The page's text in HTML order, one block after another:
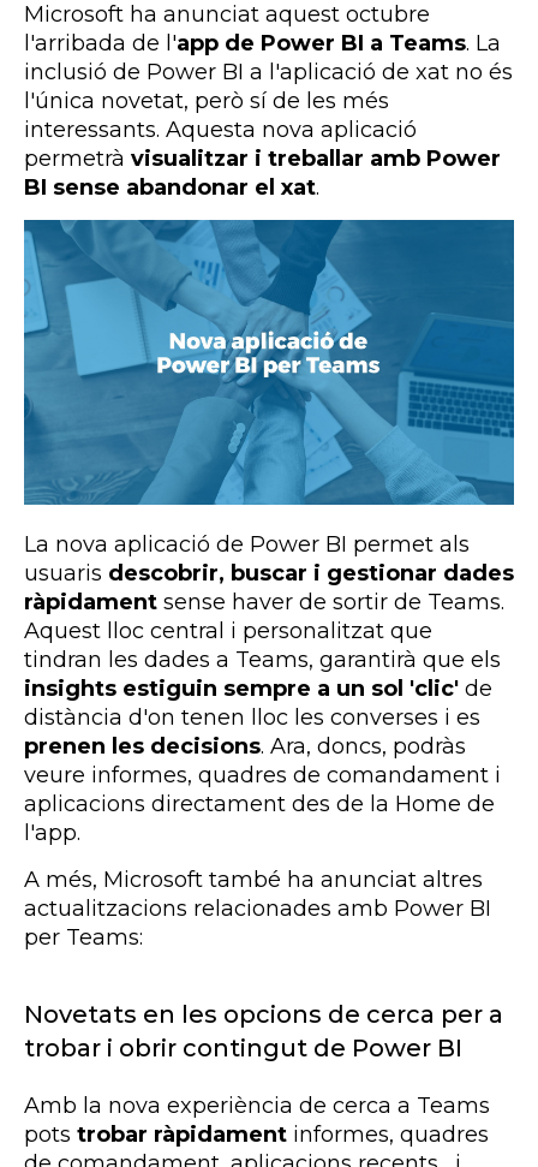
Microsoft ha anunciat aquest octubre
l'arribada de l'app de Power BI a Teams. La
inclusió de Power BI a l'aplicació de xat no és
l'única novetat, però sí de les més
interessants. Aquesta nova aplicació
permetrà visualitzar i treballar amb Power
BI sense abandonar el xat.
La nova aplicació de Power BI permet als
usuaris descobrir, buscar i gestionar dades
ràpidament sense haver de sortir de Teams.
Aquest lloc central i personalitzat que
tindran les dades a Teams, garantirà que els
insights estiguin sempre a un sol 'clic' de
distància d'on tenen lloc les converses i es
prenen les decisions. Ara, doncs, podràs
veure informes, quadres de comandament i
aplicacions directament des de la Home de
l'app.
A més, Microsoft també ha anunciat altres
actualitzacions relacionades amb Power BI
per Teams:
Novetats en les opcions de cerca per a
trobar i obrir contingut de Power BI
Amb la nova experiència de cerca a Teams
pots trobar ràpidament informes, quadres